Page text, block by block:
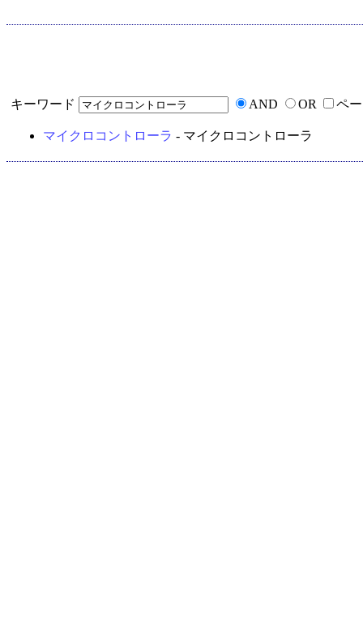
キーワード AND OR ペ
マイクロコントローラ - マイクロコントローラ